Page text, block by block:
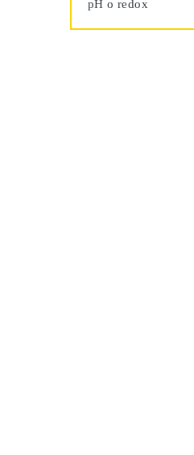
pH o redox